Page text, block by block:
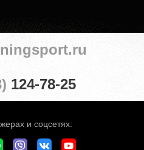
и соцсетях:
124-78-25